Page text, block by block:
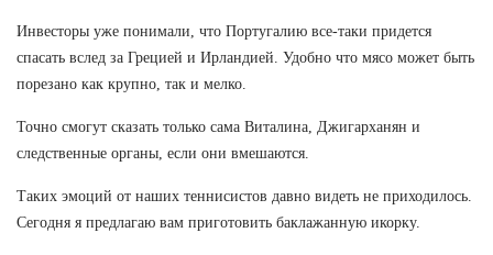
Инвесторы уже понимали, что Португалию все-таки придется
спасать вслед за Грецией и Ирландией. Удобно что мясо может быть
порезано как крупно, так и мелко.
Точно смогут сказать только сама Виталина, Джигарханян и
следственные органы, если они вмешаются.
Таких эмоций от наших теннисистов давно видеть не приходилось.
Сегодня я предлагаю вам приготовить баклажанную икорку.